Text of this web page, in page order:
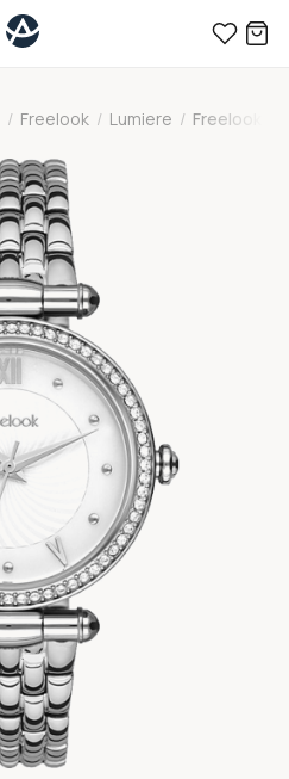
/ Freelook / Lumiere / Freelook